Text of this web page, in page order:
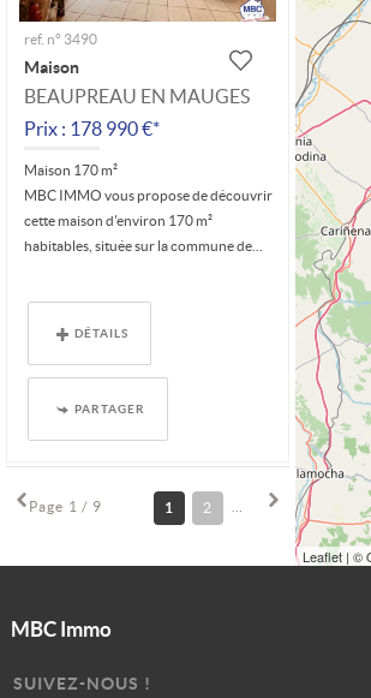
ref. n° 3490
Maison
BEAUPREAU EN MAUGES
Prix : 178 990 €*
Maison 170 m²
MBC IMMO vous propose de découvrir
cette maison d'environ 170 m²
habitables, située sur la commune de...
DÉTAILS
PARTAGER
Page 1 / 9 1 2 6
MBC Immo
SUIVEZ-NOUS !